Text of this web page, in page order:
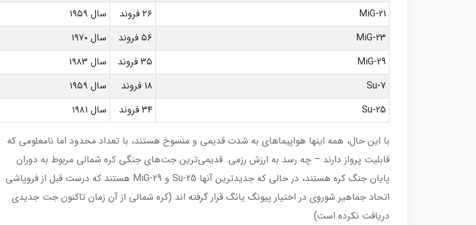
MiG-21
۲۶ فروند
سال ۱۹۵۹
MiG-23
۵۶ فروند
سال ۱۹۷۰
MiG-29
۳۵ فروند
سال ۱۹۸۳
Su-7
۱۸ فروند
سال ۱۹۵۹
Su-25
۳۴ فروند سال ۱۹۸۱
با این حال، همه اینها هواپیماهای به شدت قدیمی و منسوخ هستند، با تعداد محدود اما نامعلومی که
قابلیت پرواز دارند – چه رسد به ارزش رزمی. قدیمی‌ترین جت‌های جنگی کره شمالی مربوط به دوران
پایان جنگ کره هستند، در حالی که جدیدترین آنها Su-25 و MiG-29 هستند که درست قبل از فروپاشی
اتحاد جماهیر شوروی در اختیار پیونگ یانگ قرار گرفته اند (کره شمالی از آن زمان تاکنون جت جدیدی
دریافت نکرده است).